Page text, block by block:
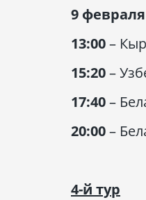
9
13:00–
15:20–
17:40–
20:00–
4-й тур